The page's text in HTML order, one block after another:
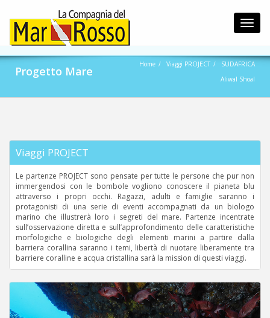
Progetto Mare Home Viaggi PROJECT
SUDAFRICA
Aliwal Shoal
Viaggi PROJECT
Le partenze PROJECT sono pensate per tutte le persone che pur non
immergendosi con le bombole vogliono conoscere il pianeta blu
attraverso i propri occhi. Ragazzi, adulti e famiglie saranno i
protagonisti di una serie di eventi accompagnati da un biologo
marino che illustrerà loro i segreti del mare. Partenze incentrate
sull’osservazione diretta e sull’approfondimento delle caratteristiche
morfologiche e biologiche degli elementi marini a partire dalla
barriera corallina saranno i temi, libertà di nuotare liberamente tra
barriere coralline e acqua cristallina sarà la mission di questi viaggi.